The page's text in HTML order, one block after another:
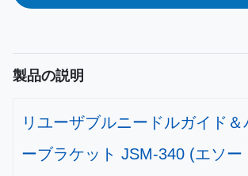
製品の説明
リユーザブルニードルガイド
ーブラケット JSM-340 (エソー